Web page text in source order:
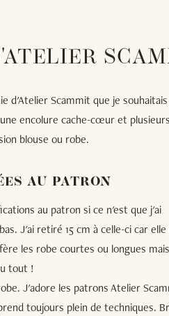
d'Atelier Scammit que je
encolure cache-cœur et
blouse ou robe.
AU PATRON
au patron si ce n'est que j'ai
J'ai retiré 15 cm à celle-ci car
les robe courtes ou longues
tout !
J'adore les patrons Atelier
toujours plein de techniques.